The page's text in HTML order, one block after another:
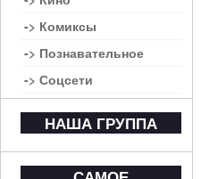
-> Комиксы
-> Познавательное
-> Соцсети
НАША ГРУППА